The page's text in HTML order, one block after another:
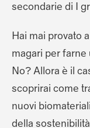
secondarie di I
Hai mai provato
magari per farne
No? Allora è il
scoprirai come
nuovi
della